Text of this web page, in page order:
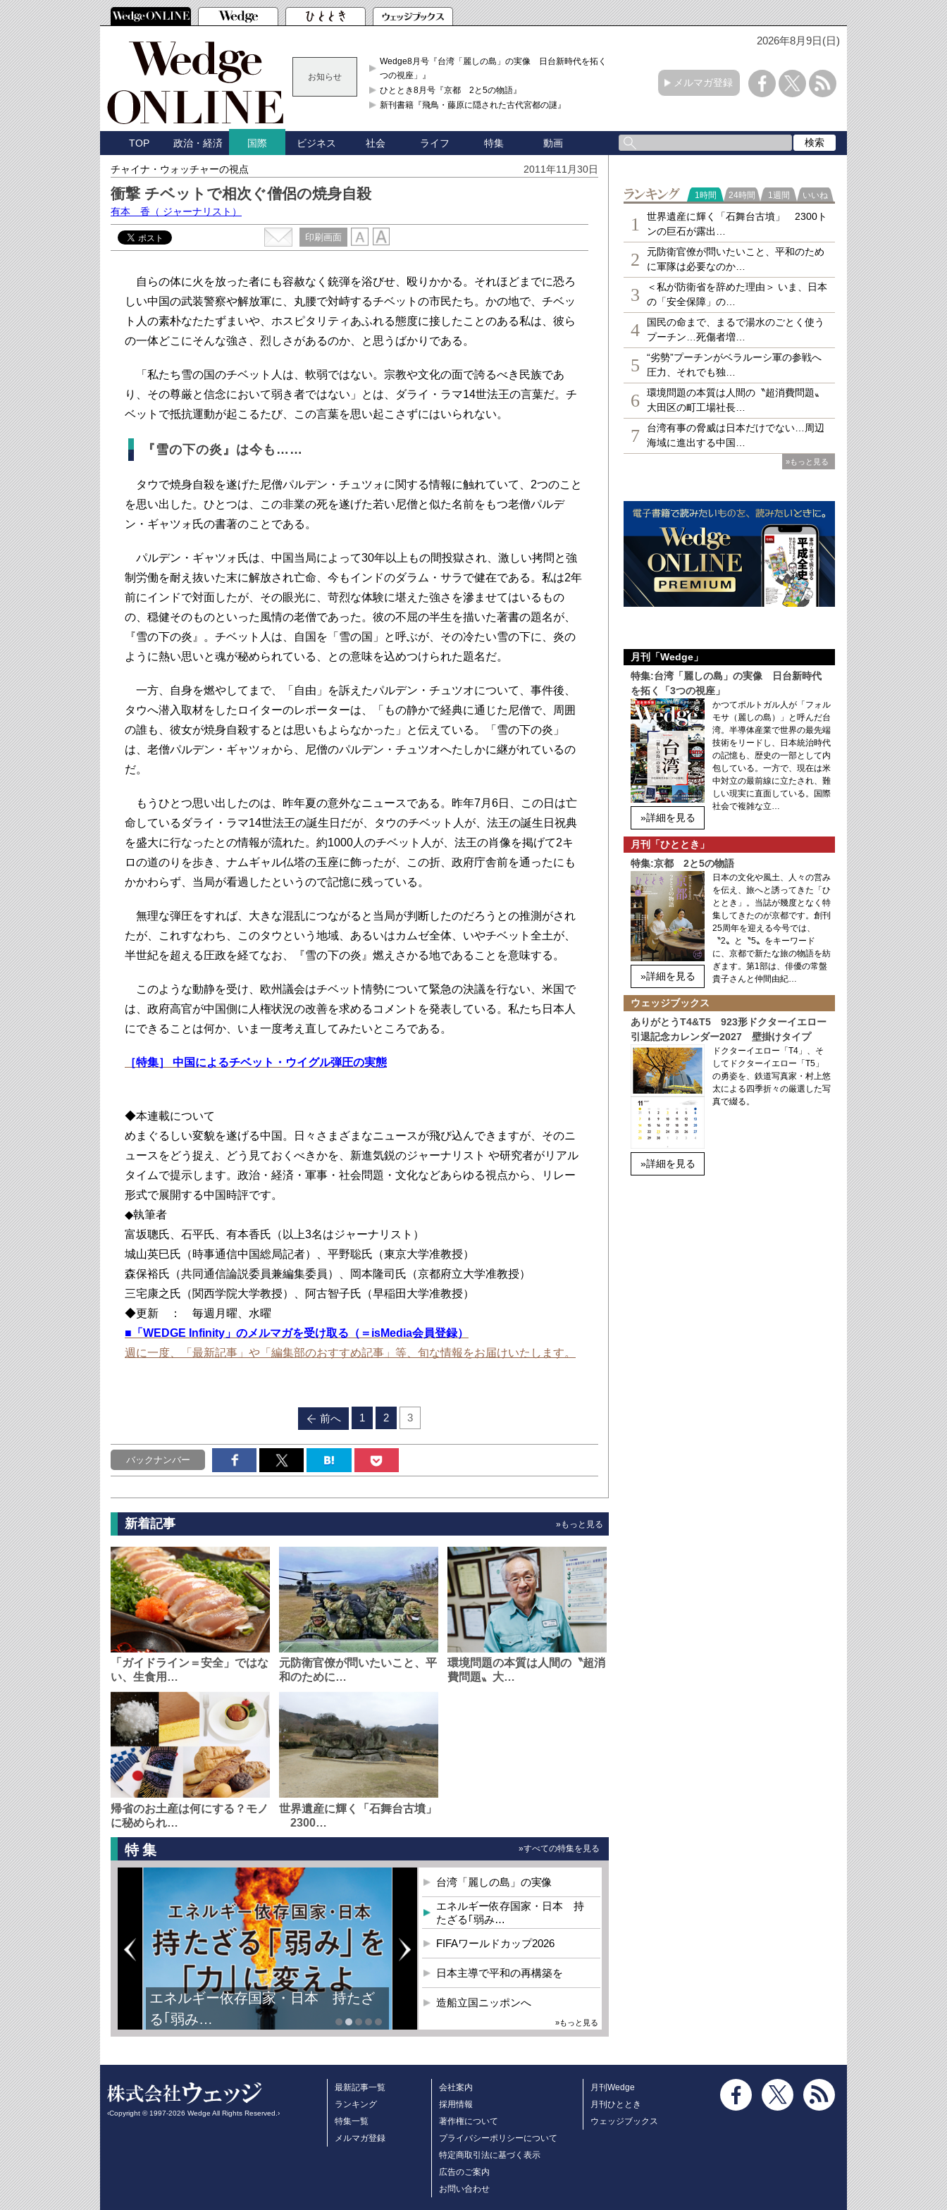
2026年8月9日(日)
お知らせ
Wedge8月号『台湾「麗しの島」の実像 日台新時代を拓く「3
つの視座」』
ひととき8月号『京都 2と5の物語』
新刊書籍『飛鳥・藤原に隠された古代宮都の謎』
メルマガ登録
TOP 政治・経済 国際 ビジネス 社会 ライフ 特集 動画
チャイナ・ウォッチャーの視点 2011年11月30日
衝撃 チベットで相次ぐ僧侶の焼身自殺
有本 香 （ ジャーナリスト）
印刷画面
自らの体に火を放った者にも容赦なく銃弾を浴びせ、殴りかかる。それほどまでに恐ろ
しい中国の武装警察や解放軍に、丸腰で対峙するチベットの市民たち。かの地で、チベッ
ト人の素朴なたたずまいや、ホスピタリティあふれる態度に接したことのある私は、彼ら
の一体どこにそんな強さ、烈しさがあるのか、と思うばかりである。
「私たち雪の国のチベット人は、軟弱ではない。宗教や文化の面で誇るべき民族であ
り、その尊厳と信念において弱き者ではない」とは、ダライ・ラマ14世法王の言葉だ。チ
ベットで抵抗運動が起こるたび、この言葉を思い起こさずにはいられない。
『雪の下の炎』は今も……
タウで焼身自殺を遂げた尼僧パルデン・チュツォに関する情報に触れていて、2つのこと
を思い出した。ひとつは、この非業の死を遂げた若い尼僧と似た名前をもつ老僧パルデ
ン・ギャツォ氏の書著のことである。
パルデン・ギャツォ氏は、中国当局によって30年以上もの間投獄され、激しい拷問と強
制労働を耐え抜いた末に解放され亡命、今もインドのダラム・サラで健在である。私は2年
前にインドで対面したが、その眼光に、苛烈な体験に堪えた強さを滲ませてはいるもの
の、穏健そのものといった風情の老僧であった。彼の不屈の半生を描いた著書の題名が、
『雪の下の炎』。チベット人は、自国を「雪の国」と呼ぶが、その冷たい雪の下に、炎の
ように熱い思いと魂が秘められている、との意味を込めつけられた題名だ。
一方、自身を燃やしてまで、「自由」を訴えたパルデン・チュツオについて、事件後、
タウへ潜入取材をしたロイターのレポーターは、「もの静かで経典に通じた尼僧で、周囲
の誰も、彼女が焼身自殺するとは思いもよらなかった」と伝えている。「雪の下の炎」
は、老僧パルデン・ギャツォから、尼僧のパルデン・チュツオへたしかに継がれているの
だ。
もうひとつ思い出したのは、昨年夏の意外なニュースである。昨年7月6日、この日は亡
命しているダライ・ラマ14世法王の誕生日だが、タウのチベット人が、法王の誕生日祝典
を盛大に行なったとの情報が流れた。約1000人のチベット人が、法王の肖像を掲げて2キ
ロの道のりを歩き、ナムギャル仏塔の玉座に飾ったが、この折、政府庁舎前を通ったにも
かかわらず、当局が看過したというので記憶に残っている。
無理な弾圧をすれば、大きな混乱につながると当局が判断したのだろうとの推測がされ
たが、これすなわち、このタウという地域、あるいはカムゼ全体、いやチベット全土が、
半世紀を超える圧政を経てなお、『雪の下の炎』燃えさかる地であることを意味する。
このような動静を受け、欧州議会はチベット情勢について緊急の決議を行ない、米国で
は、政府高官が中国側に人権状況の改善を求めるコメントを発表している。私たち日本人
にできることは何か、いま一度考え直してみたいところである。
［特集］ 中国によるチベット・ウイグル弾圧の実態
◆本連載について
めまぐるしい変貌を遂げる中国。日々さまざまなニュースが飛び込んできますが、そのニ
ュースをどう捉え、どう見ておくべきかを、新進気鋭のジャーナリスト や研究者がリアル
タイムで提示します。政治・経済・軍事・社会問題・文化などあらゆる視点から、リレー
形式で展開する中国時評です。
◆執筆者
富坂聰氏、石平氏、有本香氏（以上3名はジャーナリスト）
城山英巳氏（時事通信中国総局記者）、平野聡氏（東京大学准教授）
森保裕氏（共同通信論説委員兼編集委員）、岡本隆司氏（京都府立大学准教授）
三宅康之氏（関西学院大学教授）、阿古智子氏（早稲田大学准教授）
◆更新 ： 毎週月曜、水曜
■ 「WEDGE Infinity」のメルマガを受け取る（＝isMedia会員登録）
週に一度、「最新記事」や「編集部のおすすめ記事」等、旬な情報をお届けいたします。
前へ 1 2 3
バックナンバー
新着記事 »もっと見る
「ガイドライン＝安全」ではな
い、生食用…
元防衛官僚が問いたいこと、平
和のために…
環境問題の本質は人間の〝超消
費問題〟大…
帰省のお土産は何にする？モノ
に秘められ…
世界遺産に輝く「石舞台古墳」
2300…
特集 »すべての特集を見る
エネルギー依存国家・日本 持たざ
る｢弱み…
台湾「麗しの島」の実像
エネルギー依存国家・日本 持
たざる｢弱み…
FIFAワールドカップ2026
日本主導で平和の再構築を
造船立国ニッポンへ
»もっと見る
ランキング
1時間 24時間 1週間 いいね
1
世界遺産に輝く「石舞台古墳」 2300ト
ンの巨石が露出…
2
元防衛官僚が問いたいこと、平和のため
に軍隊は必要なのか…
3
＜私が防衛省を辞めた理由＞ いま、日本
の「安全保障」の…
4
国民の命まで、まるで湯水のごとく使う
プーチン…死傷者増…
5
“劣勢”プーチンがベラルーシ軍の参戦へ
圧力、それでも独…
6
環境問題の本質は人間の〝超消費問題〟
大田区の町工場社長…
7
台湾有事の脅威は日本だけでない…周辺
海域に進出する中国…
»もっと見る
月刊「Wedge」
特集:台湾「麗しの島」の実像 日台新時代
を拓く「3つの視座」
»詳細を見る
かつてポルトガル人が「フォル
モサ（麗しの島）」と呼んだ台
湾。半導体産業で世界の最先端
技術をリードし、日本統治時代
の記憶も、歴史の一部として内
包している。一方で、現在は米
中対立の最前線に立たされ、難
しい現実に直面している。国際
社会で複雑な立…
月刊「ひととき」
特集:京都 2と5の物語
»詳細を見る
日本の文化や風土、人々の営み
を伝え、旅へと誘ってきた「ひ
ととき」。当誌が幾度となく特
集してきたのが京都です。創刊
25周年を迎える今号では、
〝2〟と〝5〟をキーワード
に、京都で新たな旅の物語を紡
ぎます。第1部は、俳優の常盤
貴子さんと仲間由紀…
ウェッジブックス
ありがとうT4&T5 923形ドクターイエロー
引退記念カレンダー2027 壁掛けタイプ
»詳細を見る
ドクターイエロー「T4」、そ
してドクターイエロー「T5」
の勇姿を、鉄道写真家・村上悠
太による四季折々の厳選した写
真で綴る。
‹Copyright © 1997-2026 Wedge All Rights Reserved.›
最新記事一覧
ランキング
特集一覧
メルマガ登録
会社案内
採用情報
著作権について
プライバシーポリシーについて
特定商取引法に基づく表示
広告のご案内
お問い合わせ
月刊Wedge
月刊ひととき
ウェッジブックス